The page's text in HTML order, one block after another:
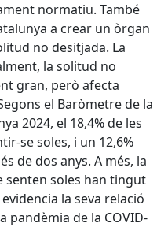
normatiu. També
a crear un òrgan
no desitjada. La
la solitud no
gran, però afecta
el Baròmetre de la
2024, el 18,4% de les
se soles, i un 12,6%
de dos anys. A més, la
senten soles han tingut
la seva relació
pandèmia de la COVID-